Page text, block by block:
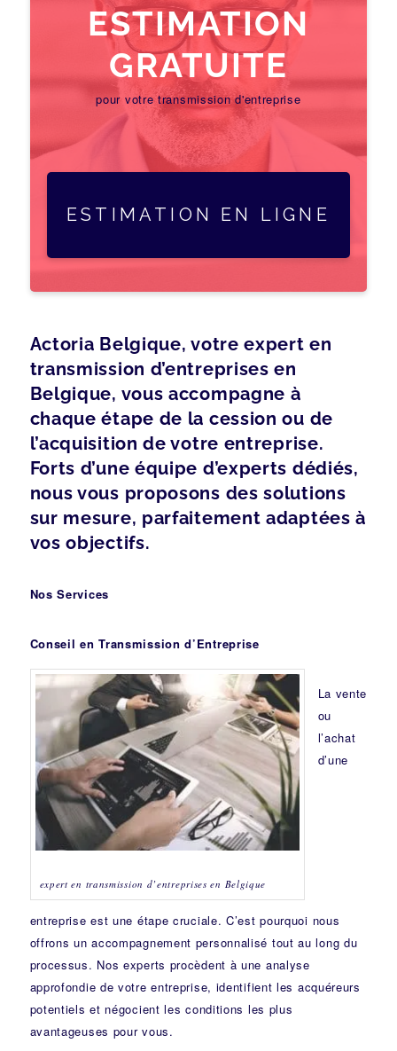
ESTIMATION
GRATUITE
pour votre transmission d'entreprise
ESTIMATION EN LIGNE
Actoria Belgique, votre expert en
transmission d’entreprises en
Belgique, vous accompagne à
chaque étape de la cession ou de
l’acquisition de votre entreprise.
Forts d’une équipe d’experts dédiés,
nous vous proposons des solutions
sur mesure, parfaitement adaptées à
vos objectifs.
Nos Services
Conseil en Transmission d’Entreprise
expert en transmission d’entreprises en Belgique
La vente
ou
l’achat
d’une
entreprise est une étape cruciale. C’est pourquoi nous
offrons un accompagnement personnalisé tout au long du
processus. Nos experts procèdent à une analyse
approfondie de votre entreprise, identifient les acquéreurs
potentiels et négocient les conditions les plus
avantageuses pour vous.